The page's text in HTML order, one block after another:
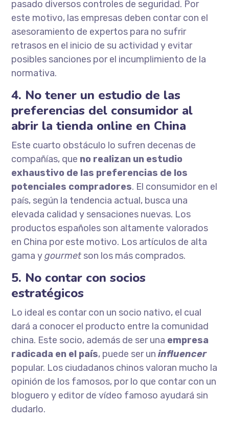
pasado diversos controles de seguridad. Por
este motivo, las empresas deben contar con el
asesoramiento de expertos para no sufrir
retrasos en el inicio de su actividad y evitar
posibles sanciones por el incumplimiento de la
normativa.
4. No tener un estudio de las
preferencias del consumidor al
abrir la tienda online en China
Este cuarto obstáculo lo sufren decenas de
compañías, que no realizan un estudio
exhaustivo de las preferencias de los
potenciales compradores. El consumidor en el
país, según la tendencia actual, busca una
elevada calidad y sensaciones nuevas. Los
productos españoles son altamente valorados
en China por este motivo. Los artículos de alta
gama ygourmet son los más comprados.
5. No contar con socios
estratégicos
Lo ideal es contar con un socio nativo, el cual
dará a conocer el producto entre la comunidad
china. Este socio, además de ser una empresa
radicada en el país, puede ser uninfluencer
popular. Los ciudadanos chinos valoran mucho la
opinión de los famosos, por lo que contar con un
bloguero y editor de vídeo famoso ayudará sin
dudarlo.